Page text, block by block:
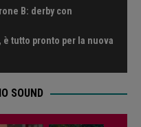
B: derby con
tutto pronto per la nuova
SOUND